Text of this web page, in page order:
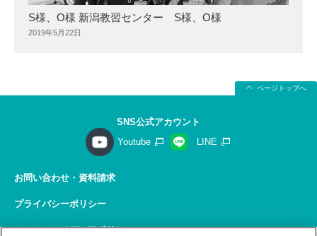
S様、O様 新潟教習センター S様、O様
2019年5月22日
ページトップへ
SNS公式アカウント
Youtube
LINE
お問い合わせ・資料請求
プライバシーポリシー
ソーシャルメディアポリシー